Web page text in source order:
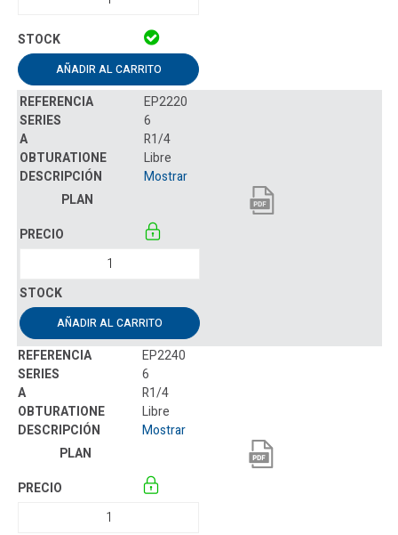
AÑADIR AL CARRITO
EP2220
6
R1/4
Libre
Mostrar
AÑADIR AL CARRITO
EP2240
6
R1/4
Libre
Mostrar